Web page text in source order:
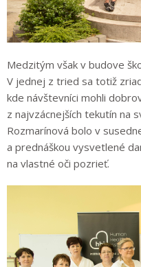
Medzitým však v budove
V jednej z tried sa totiž
kde návštevníci mohli
z najvzácnejších tekutín na
Rozmarínová bolo v
a prednáškou vysvetlené
na vlastné oči pozrieť.